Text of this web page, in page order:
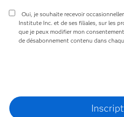
Oui, je souhaite recevoir
Institute Inc. et de ses filiales, sur les
que je peux modifier mon
de désabonnement contenu dans